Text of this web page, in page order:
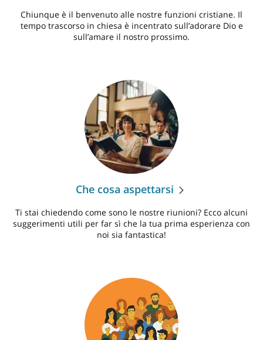
Chiunque è il benvenuto alle nostre funzioni cristiane. Il
tempo trascorso in chiesa è incentrato sull’adorare Dio e
sull’amare il nostro prossimo.
Che cosa aspettarsi
Ti stai chiedendo come sono le nostre riunioni? Ecco alcuni
suggerimenti utili per far sì che la tua prima esperienza con
noi sia fantastica!